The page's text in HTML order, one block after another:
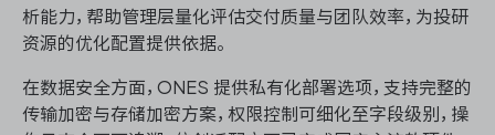
析能力，帮助管理层量化评估交付质量与团队效率，为投研
资源的优化配置提供依据。
在数据安全方面，ONES 提供私有化部署选项，支持完整的
传输加密与存储加密方案，权限控制可细化至字段级别，操